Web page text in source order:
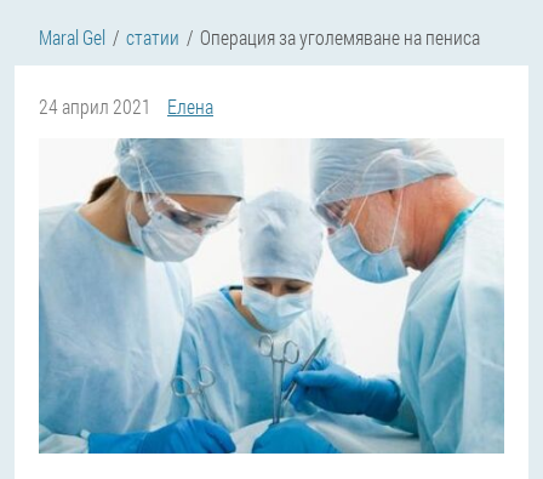
Maral Gel статии Операция за уголемяване на пениса
24 април 2021 Елена